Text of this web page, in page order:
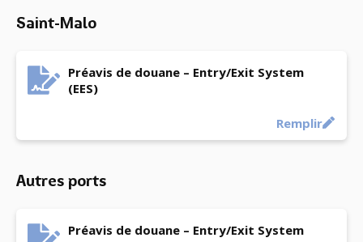
Saint-Malo
Préavis de douane – Entry/Exit System
(EES)
Remplir
Autres ports
Préavis de douane – Entry/Exit System